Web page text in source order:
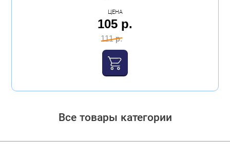
ЦЕНА
105 р.
111 р.
Все товары категории